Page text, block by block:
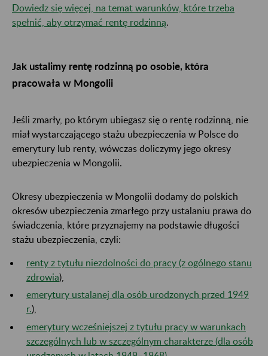
Dowiedz się więcej, na temat warunków, które trzeba
spełnić, aby otrzymać rentę rodzinną.
Jak ustalimy rentę rodzinną po osobie, która
pracowała w Mongolii
Jeśli zmarły, po którym ubiegasz się o rentę rodzinną, nie
miał wystarczającego stażu ubezpieczenia w Polsce do
emerytury lub renty, wówczas doliczymy jego okresy
ubezpieczenia w Mongolii.
Okresy ubezpieczenia w Mongolii dodamy do polskich
okresów ubezpieczenia zmarłego przy ustalaniu prawa do
świadczenia, które przyznajemy na podstawie długości
stażu ubezpieczenia, czyli:
renty z tytułu niezdolności do pracy (z ogólnego stanu
zdrowia),
emerytury ustalanej dla osób urodzonych przed 1949
r.),
emerytury wcześniejszej z tytułu pracy w warunkach
szczególnych lub w szczególnym charakterze (dla osób